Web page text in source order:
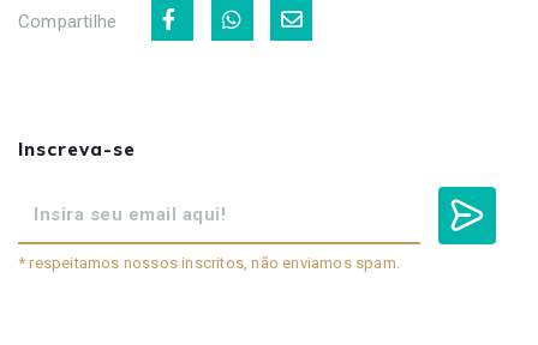
Compartilhe
Inscreva-se
* respeitamos nossos inscritos, não enviamos spam.